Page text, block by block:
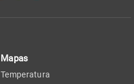
Mapas
Temperatura